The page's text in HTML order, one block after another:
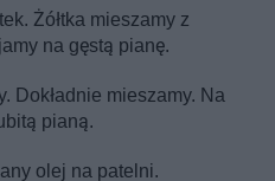
Żółtka mieszamy z
na gęstą pianę.
Dokładnie mieszamy. Na
pianą.
olej na patelni.